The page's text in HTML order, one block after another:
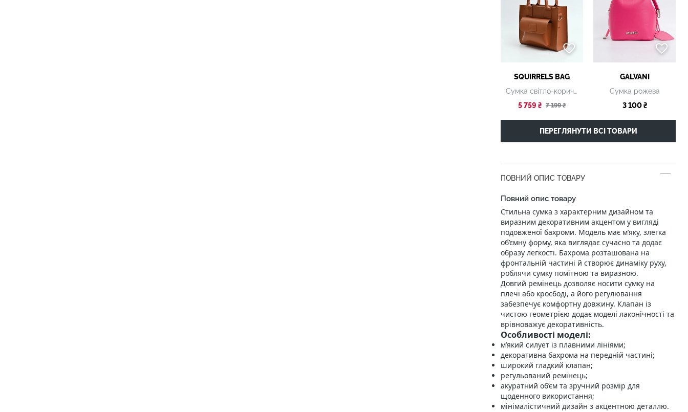
SQUIRRELS BAG
Сумка світло-коричнева
5 759 ₴ 7 199 ₴
GALVANI
Сумка рожева
3 100 ₴
ПЕРЕГЛЯНУТИ ВСІ ТОВАРИ
ПОВНИЙ ОПИС ТОВАРУ
Повний опис товару
Стильна сумка з характерним дизайном та
виразним декоративним акцентом у вигляді
подовженої бахроми. Модель має м’яку, злегка
об’ємну форму, яка виглядає сучасно та додає
образу легкості. Бахрома розташована на
фронтальній частині й створює динаміку руху,
роблячи сумку помітною та виразною.
Довгий ремінець дозволяє носити сумку на
плечі або кросбоді, а його регулювання
забезпечує комфортну довжину. Клапан із
чистою геометрією додає моделі лаконічності та
врівноважує декоративність.
Особливості моделі:
м’який силует із плавними лініями;
декоративна бахрома на передній частині;
широкий гладкий клапан;
регульований ремінець;
акуратний об’єм та зручний розмір для
щоденного використання;
мінімалістичний дизайн з акцентною деталлю.